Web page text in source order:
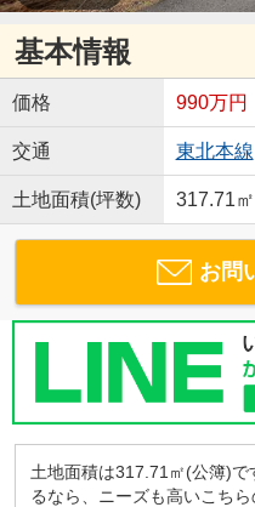
基本情報
価格 990万円
交通 東北本線
土地面積(坪数) 317.71
お問
土地面積は317.71㎡(公簿)
るなら、ニーズも高いこち